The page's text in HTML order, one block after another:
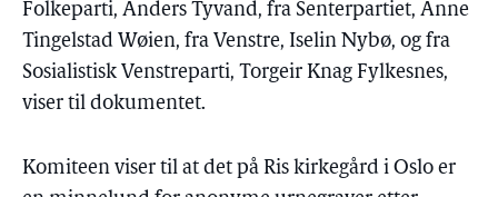
Folkeparti, Anders Tyvand, fra Senterpartiet, Anne
Tingelstad Wøien, fra Venstre, Iselin Nybø, og fra
Sosialistisk Venstreparti, Torgeir Knag Fylkesnes,
viser til dokumentet.
Komiteen viser til at det på Ris kirkegård i Oslo er